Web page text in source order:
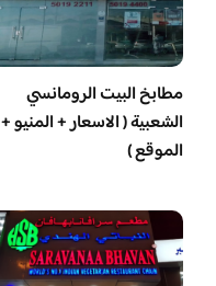
مطابخ البيت الرومانسي
الشعبية ( الاسعار + المنيو +
الموقع )